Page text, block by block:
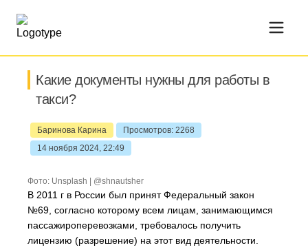
Какие документы нужны для работы в
такси?
Баринова Карина
Просмотров: 2268
14 ноября 2024, 22:49
Фото: Unsplash | @shnautsher
В 2011 г в России был принят Федеральный закон
№69, согласно которому всем лицам, занимающимся
пассажироперевозками, требовалось получить
лицензию (разрешение) на этот вид деятельности.